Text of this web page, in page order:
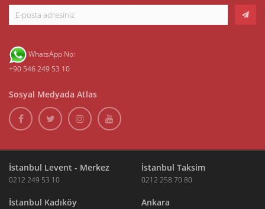
WhatsApp No:
+90 546 249 53 10
Sosyal Medyada Atlas
İstanbul Levent - Merkez
0212 249 53 10
İstanbul Taksim
0212 258 70 80
İstanbul Kadıköy Ankara